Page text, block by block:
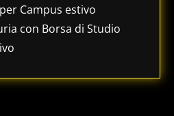
Campus estivo
con Borsa di Studio